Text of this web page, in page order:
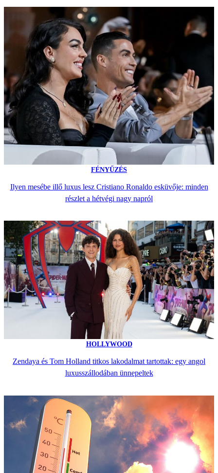
FÉNYŰZÉS
Ilyen mesébe illő luxus lesz Cristiano Ronaldo esküvője: minden
részlet a hétvégi nagy napról
HOLLYWOOD
Zendaya és Tom Holland titkos lakodalmat tartottak: egy angol
luxusszállodában ünnepeltek